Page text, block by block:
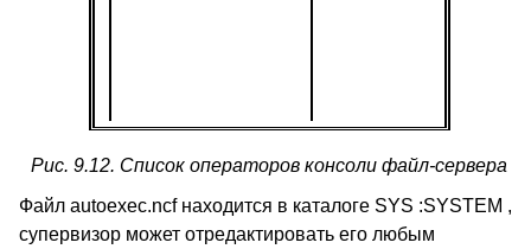
Рис. 9.12. Список операторов консоли файл-сервера
Файл autoexec.ncf находится в каталоге SYS :SYSTEM ,
супервизор может отредактировать его любым